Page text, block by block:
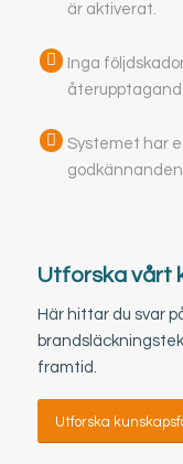
är aktiverat.
Inga
Systemet har
godkännanden
Utforska vårt
Här hittar du svar
framtid.
Utforska